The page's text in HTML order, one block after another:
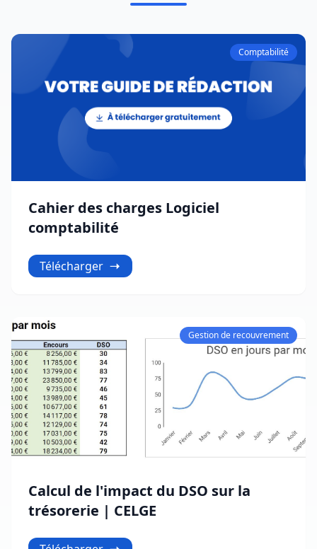
Comptabilité
Cahier des charges Logiciel
comptabilité
Télécharger
Gestion de recouvrement
Calcul de l'impact du DSO sur la
trésorerie | CELGE